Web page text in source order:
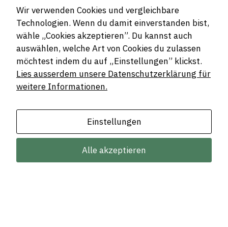
Zeitersparnis bei
Ausschreibungen
Vorlagen helfen, Zeit zu sparen. Zudem
wird das aufwendige Ausfüllen und Hin-
und Herschicken von Exceltabellen
hinfällig.
Wir verwenden Cookies und vergleichbare
Technologien. Wenn du damit einverstanden bist,
wähle „Cookies akzeptieren”. Du kannst auch
auswählen, welche Art von Cookies du zulassen
möchtest indem du auf „Einstellungen” klickst.
Lies ausserdem unsere Datenschutzerklärung für
weitere Informationen.
Einstellungen
Alle akzeptieren